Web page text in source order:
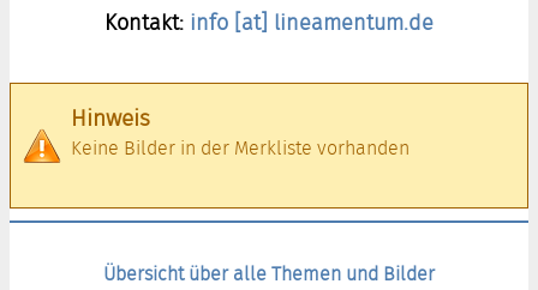
Kontakt: info [at] lineamentum.de
Hinweis
Keine Bilder in der Merkliste vorhanden
Übersicht über alle Themen und Bilder